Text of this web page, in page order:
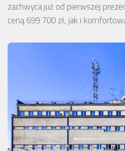
zachwyca już od pierwszej
ceną 699 700 zł, jak i